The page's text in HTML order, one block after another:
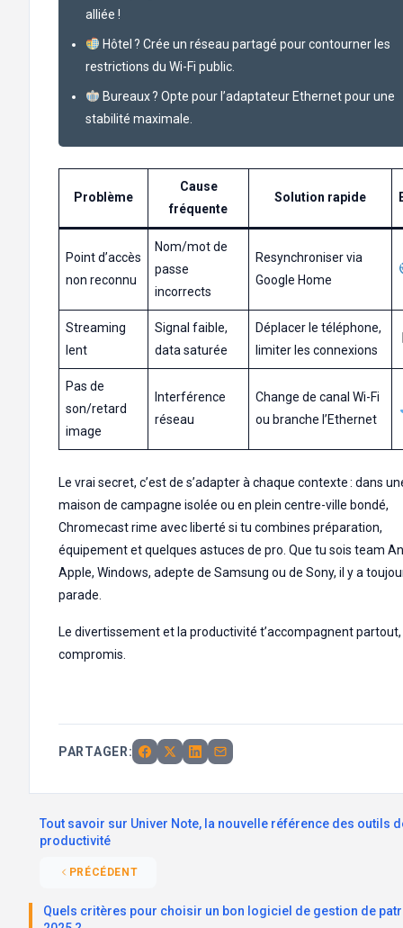
alliée !
Hôtel ? Crée un réseau partagé pour contourner les
restrictions du Wi-Fi public.
Bureaux ? Opte pour l’adaptateur Ethernet pour une
stabilité maximale.
Problème
Cause
fréquente
Solution rapide
Point d’accès
non reconnu
Nom/mot de
passe
incorrects
Resynchroniser via
Google Home
Streaming
lent
Signal faible,
data saturée
Déplacer le téléphone,
limiter les connexions
Pas de
son/retard
image
Interférence
réseau
Change de canal Wi-Fi
ou branche l’Ethernet
Le vrai secret, c’est de s’adapter à chaque contexte : dans
maison de campagne isolée ou en plein centre-ville bondé,
Chromecast rime avec liberté si tu combines préparation,
équipement et quelques astuces de pro. Que tu sois team
Apple, Windows, adepte de Samsung ou de Sony, il y a
parade.
Le divertissement et la productivité t’accompagnent
compromis.
PARTAGER:
Tout savoir sur Univer Note, la nouvelle référence des outils
productivité
PRÉCÉDENT
Quels critères pour choisir un bon logiciel de gestion de